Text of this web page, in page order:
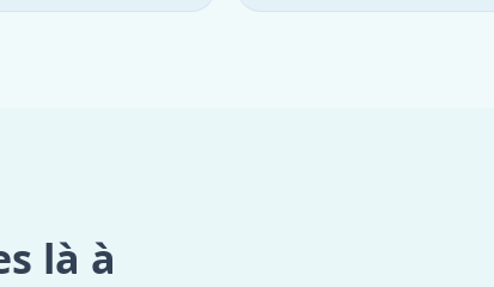
là à